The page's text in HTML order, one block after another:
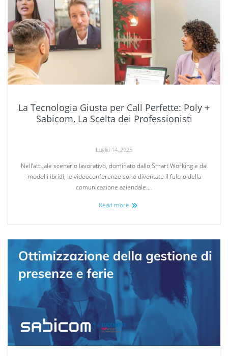
La Tecnologia Giusta per Call Perfette: Poly +
Sabicom, La Scelta dei Professionisti
Luglio 14, 2025
Nell’attuale scenario lavorativo, dominato dallo Smart Working e dai
modelli ibridi, le videoconferenze sono diventate il fulcro della
comunicazione aziendale.…
Read more